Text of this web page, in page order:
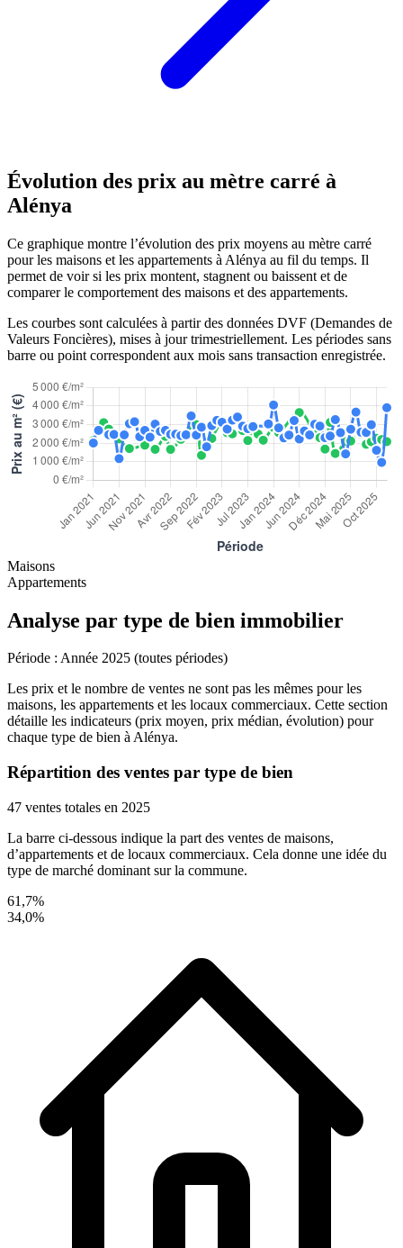
Évolution des prix au mètre carré à
Alénya
Ce graphique montre l’évolution des prix moyens au mètre carré
pour les maisons et les appartements à Alénya au fil du temps. Il
permet de voir si les prix montent, stagnent ou baissent et de
comparer le comportement des maisons et des appartements.
Les courbes sont calculées à partir des données DVF (Demandes de
Valeurs Foncières), mises à jour trimestriellement. Les périodes sans
barre ou point correspondent aux mois sans transaction enregistrée.
Maisons
Appartements
Analyse par type de bien immobilier
Période : Année 2025 (toutes périodes)
Les prix et le nombre de ventes ne sont pas les mêmes pour les
maisons, les appartements et les locaux commerciaux. Cette section
détaille les indicateurs (prix moyen, prix médian, évolution) pour
chaque type de bien à Alénya.
Répartition des ventes par type de bien
47 ventes totales en 2025
La barre ci-dessous indique la part des ventes de maisons,
d’appartements et de locaux commerciaux. Cela donne une idée du
type de marché dominant sur la commune.
61,7%
34,0%